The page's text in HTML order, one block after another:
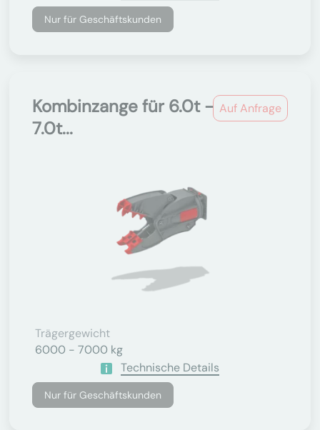
Nur für Geschäftskunden
Auf Anfrage
Kombinzange für 6.0t -
7.0t...
Trägergewicht
6000 - 7000 kg
Technische Details
Nur für Geschäftskunden